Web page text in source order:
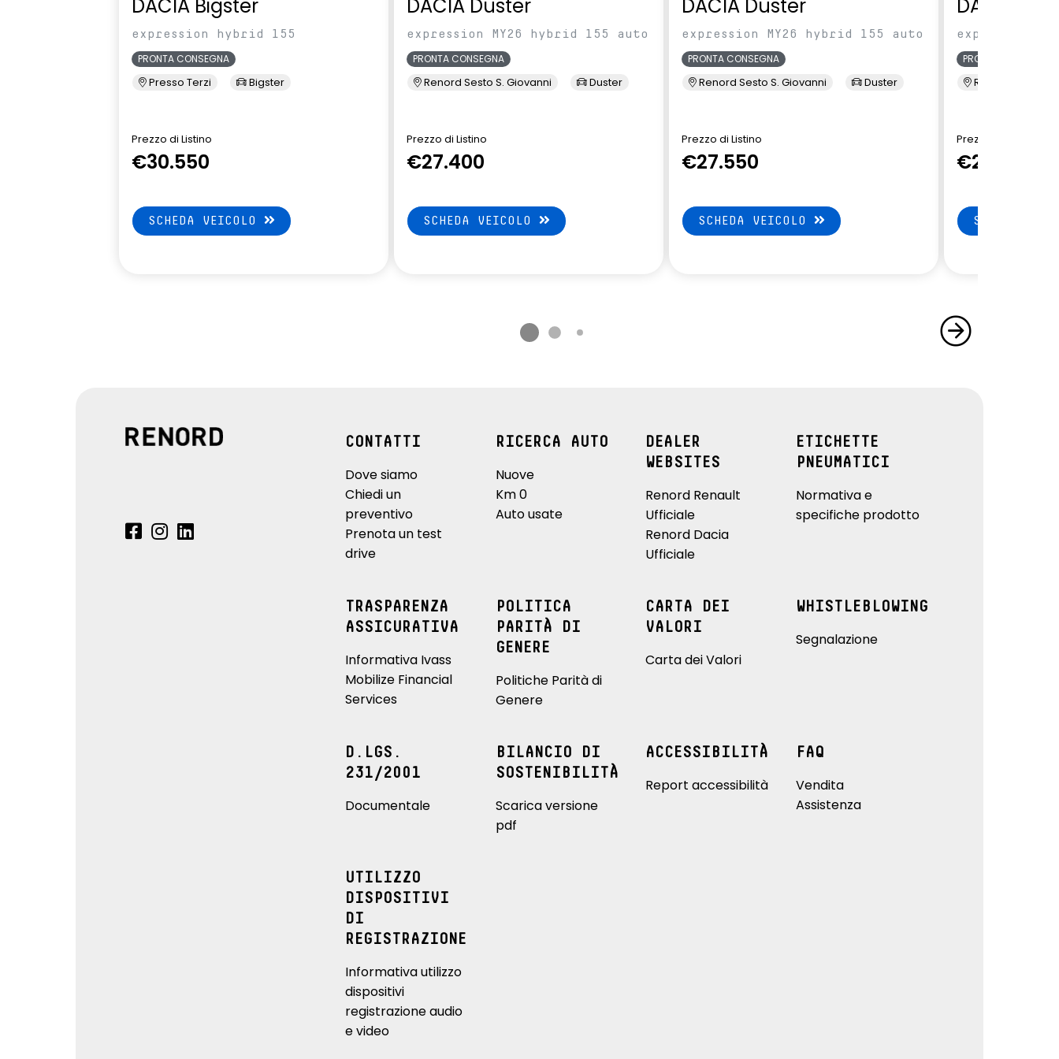
Vetri posteriori e lunotto scuri
profondita'
per ISA
DACIA Bigster
expression hybrid 155
PRONTA CONSEGNA
Presso Terzi Bigster
Prezzo di Listino
€30.550
SCHEDA VEICOLO
DACIA Duster
expression MY26 hybrid 155 auto
PRONTA CONSEGNA
Renord Sesto S. Giovanni Duster
Prezzo di Listino
€27.400
SCHEDA VEICOLO
DACIA Duster
expression MY26 hybrid 155 auto
PRONTA CONSEGNA
Renord Sesto S. Giovanni Duster
Prezzo di Listino
€27.550
SCHEDA VEICOLO
DACIA
expression
PRONTA CONSEGNA
Renord Sesto S.
Prezzo di Listino
€27.550
SCHEDA
CONTATTI
Dove siamo
Chiedi un
preventivo
Prenota un test
drive
RICERCA AUTO
Nuove
Km 0
Auto usate
DEALER
WEBSITES
Renord Renault
Ufficiale
Renord Dacia
Ufficiale
ETICHETTE
PNEUMATICI
Normativa e
specifiche prodotto
TRASPARENZA
ASSICURATIVA
Informativa Ivass
Mobilize Financial
Services
POLITICA
PARITÀ DI
GENERE
Politiche Parità di
Genere
CARTA DEI
VALORI
Carta dei Valori
WHISTLEBLOWING
Segnalazione
D.LGS.
231/2001
Documentale
BILANCIO DI
SOSTENIBILITÀ
Scarica versione
pdf
ACCESSIBILITÀ
Report accessibilità
FAQ
Vendita
Assistenza
UTILIZZO
DISPOSITIVI
DI
REGISTRAZIONE
Informativa utilizzo
dispositivi
registrazione audio
e video